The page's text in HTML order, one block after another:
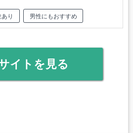
り 男性にもおすすめ
イトを見る